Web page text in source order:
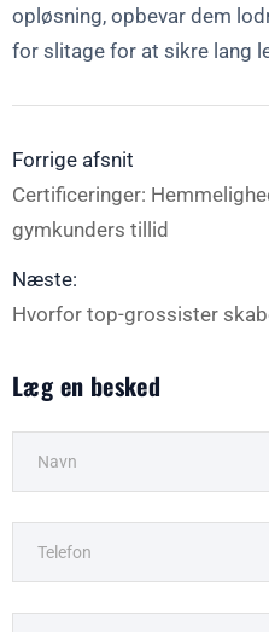
opløsning, opbevar dem
for slitage for at sikre lang
Forrige afsnit
Certificeringer:
gymkunders tillid
Næste:
Hvorfor top-grossister
Læg en besked